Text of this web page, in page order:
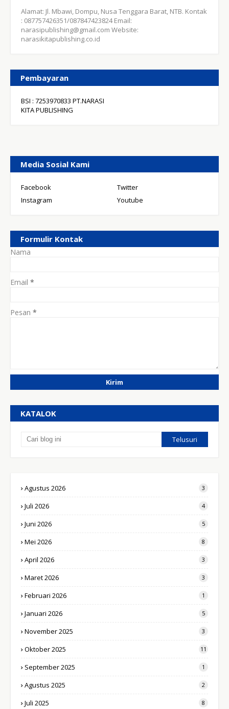
Alamat: Jl. Mbawi, Dompu, Nusa Tenggara Barat, NTB. Kontak
: 087757426351/087847423824 Email:
narasipublishing@gmail.com Website:
narasikitapublishing.co.id
Pembayaran
BSI : 7253970833 PT.NARASI
KITA PUBLISHING
Media Sosial Kami
Facebook
Twitter
Instagram
Youtube
Formulir Kontak
Nama
Email *
Pesan *
KATALOK
Agustus 2026 3
Juli 2026 4
Juni 2026 5
Mei 2026 8
April 2026 3
Maret 2026 3
Februari 2026 1
Januari 2026 5
November 2025 3
Oktober 2025 11
September 2025 1
Agustus 2025 2
Juli 2025 8